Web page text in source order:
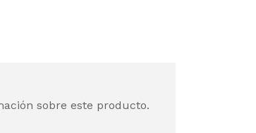
sobre este producto.